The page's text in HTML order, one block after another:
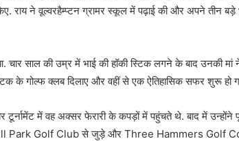
राय ने वूल्वरहैम्प्टन ग्रामर स्कूल में पढ़ाई की और अपने तीन बड़े
साल की उम्र में भाई की हॉकी स्टिक लगने के बाद उनकी मां
के गोल्फ क्लब दिलाए और वहीं से एक ऐतिहासिक सफर शुरू हो
में वह अक्सर फेरारी के कपड़ों में पहुंचते थे. बाद में उन्होंने
Park Golf Club से जुड़े और Three Hammers Golf